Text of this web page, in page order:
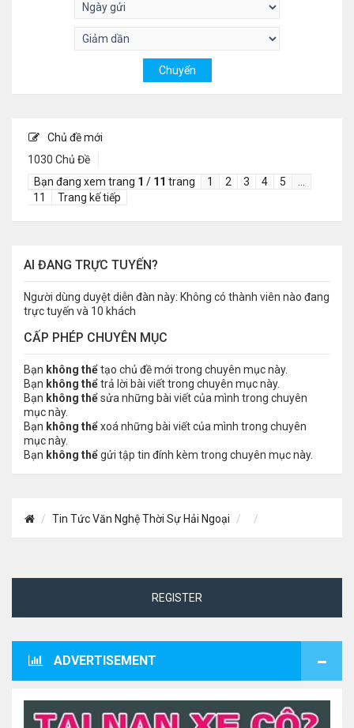
Chủ đề mới
1030 Chủ Đề
Bạn đang xem trang 1 / 11 trang 1 2 3 4 5
11
Trang kế tiếp
AI ĐANG TRỰC TUYẾN?
Người dùng duyệt diễn đàn này: Không có thành viên nào đang
trực tuyến và 10 khách
CẤP PHÉP CHUYÊN MỤC
Bạn không thểtạo chủ đề mới trong chuyên mục này.
Bạn không thểtrả lời bài viết trong chuyên mục này.
Bạn không thểsửa những bài viết của mình trong chuyên
mục này.
Bạn không thểxoá những bài viết của mình trong chuyên
mục này.
Bạn không thểgửi tập tin đính kèm trong chuyên mục này.
Tin Tức Văn Nghệ Thời Sự Hải Ngoại
REGISTER
ADVERTISEMENT